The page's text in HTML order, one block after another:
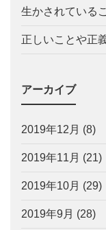
生かされている
正しいことや正
アーカイブ
2019年12月 (8)
2019年11月 (21)
2019年10月 (29)
2019年9月 (28)